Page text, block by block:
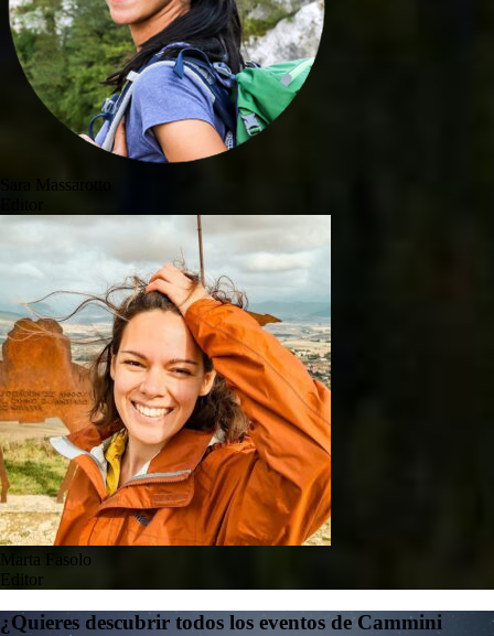
Sara Massarotto
Marta Fasolo
Editor
¿Quieres descubrir todos los eventos de Cammini